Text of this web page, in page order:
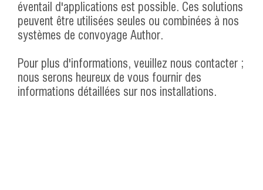
éventail d'applications est possible. Ces solutions
peuvent être utilisées seules ou combinées à nos
systèmes de convoyage Author.
Pour plus d'informations, veuillez nous contacter ;
nous serons heureux de vous fournir des
informations détaillées sur nos installations.